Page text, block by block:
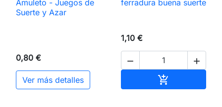
Amuleto - Juegos de
Suerte y Azar
0,80 €
Ver más detalles
ferradura buena suerte
1,10 €
 
